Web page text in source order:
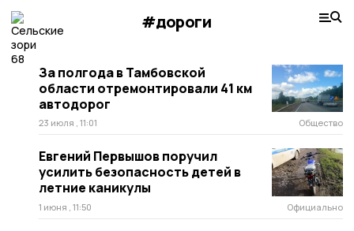
#дороги
За полгода в Тамбовской
области отремонтировали 41 км
автодорог
23 июля , 11:01 Общество
Евгений Первышов поручил
усилить безопасность детей в
летние каникулы
1 июня , 11:50 Официально